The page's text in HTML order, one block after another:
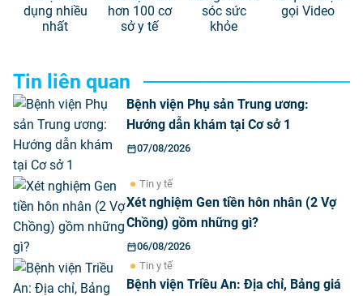
dụng nhiều
nhất
hơn 100 cơ
sở y tế
sóc sức
khỏe
gọi Video
Tin liên quan
Bệnh viện Phụ sản Trung ương:
Hướng dẫn khám tại Cơ sở 1
07/08/2026
Tin y tế
Xét nghiệm Gen tiền hôn nhân (2 Vợ
Chồng) gồm những gì?
06/08/2026
Tin y tế
Bệnh viện Triều An: Địa chỉ, Bảng giá